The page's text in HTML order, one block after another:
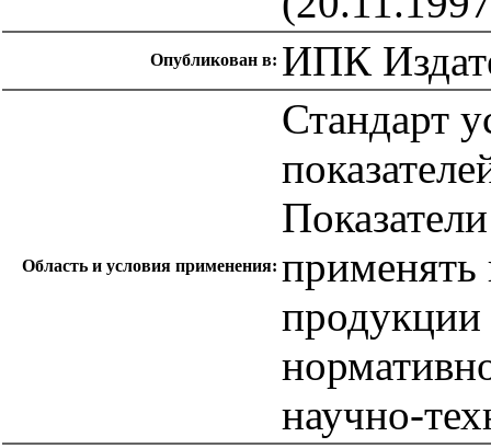
Опубликован в: ИПК
Область и условия применения:
Стандарт
применять
продукции
научно-